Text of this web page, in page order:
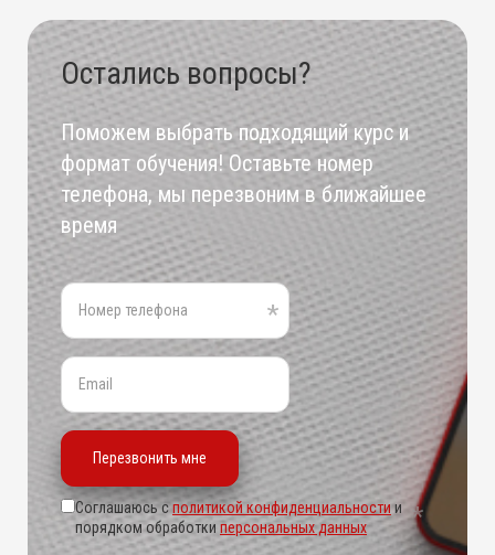
Остались вопросы?
Поможем выбрать подходящий курс и
формат обучения! Оставьте номер
телефона, мы перезвоним в ближайшее
время
Соглашаюсь сполитикой конфиденциальностии
порядком обработки персональных данных